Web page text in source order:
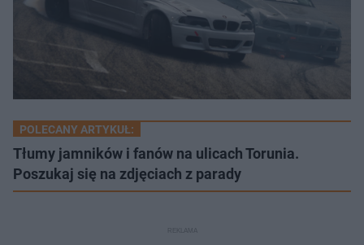
POLECANY ARTYKUŁ:
Tłumy jamników i fanów na ulicach Torunia.
Poszukaj się na zdjęciach z parady